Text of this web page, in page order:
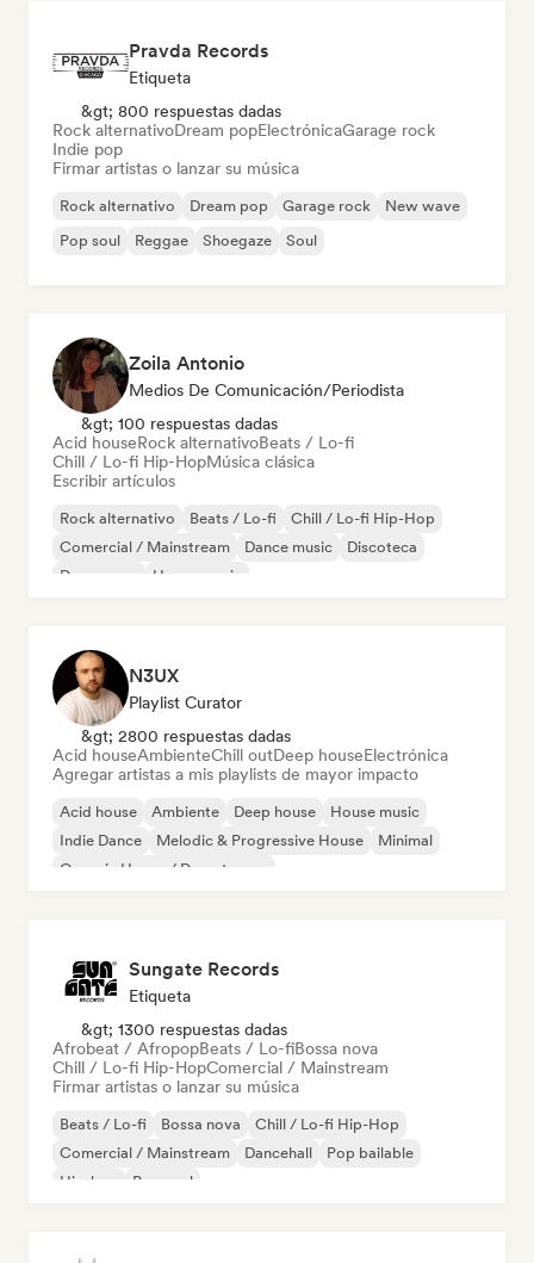
Pravda Records
Etiqueta
&gt; 800 respuestas dadas
Rock alternativoDream popElectrónicaGarage rock
Indie pop
Firmar artistas o lanzar su música
Rock alternativo Dream pop Garage rock
New wave
Pop soul
Reggae Shoegaze Soul
Zoila Antonio
Medios De Comunicación/Periodista
&gt; 100 respuestas dadas
Acid houseRock alternativoBeats / Lo-fi
Chill / Lo-fi Hip-HopMúsica clásica
Escribir artículos
Rock alternativo Beats / Lo-fi
Chill / Lo-fi Hip-Hop
Comercial / Mainstream
Dance music
Discoteca
Dream pop
House music
N3UX
Playlist Curator
&gt; 2800 respuestas dadas
Acid houseAmbienteChill outDeep houseElectrónica
Agregar artistas a mis playlists de mayor impacto
Acid house Ambiente Deep house
House music
Indie Dance
Melodic & Progressive House
Minimal
Organic House / Downtempo
Sungate Records
Etiqueta
&gt; 1300 respuestas dadas
Afrobeat / AfropopBeats / Lo-fiBossa nova
Chill / Lo-fi Hip-HopComercial / Mainstream
Firmar artistas o lanzar su música
Beats / Lo-fi Bossa nova
Chill / Lo-fi Hip-Hop
Comercial / Mainstream
Dancehall
Pop bailable
Hip-hop
Pop soul